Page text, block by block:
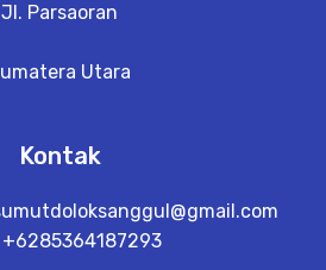
Jl. Parsaoran
Utara
Kontak
+6285364187293